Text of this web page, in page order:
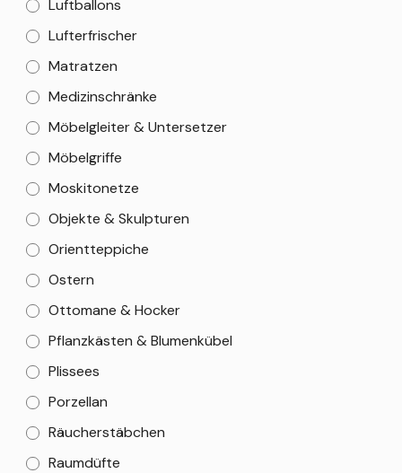
Luftballons
Lufterfrischer
Matratzen
Medizinschränke
Möbelgleiter & Untersetzer
Möbelgriffe
Moskitonetze
Objekte & Skulpturen
Orientteppiche
Ostern
Ottomane & Hocker
Pflanzkästen & Blumenkübel
Plissees
Porzellan
Räucherstäbchen
Raumdüfte